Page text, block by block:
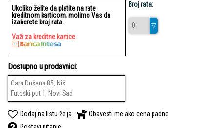
Ukoliko želite da platite na rate
kreditnom karticom, molimo Vas da
izaberete broj rata.
Važi za kreditne kartice
Broj rata:
Dostupno u prodavnici:
Cara Dušana 85, Niš
Futoški put 1, Novi Sad
Dodaj na listu želja
Obavesti me ako cena padne